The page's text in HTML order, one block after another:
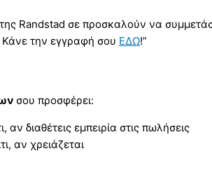
Randstad σε προσκαλούν να
Κάνε την εγγραφή σου ΕΔΩ!”
σου προσφέρει:
διαθέτεις εμπειρία στις πωλήσεις
αν χρειάζεται